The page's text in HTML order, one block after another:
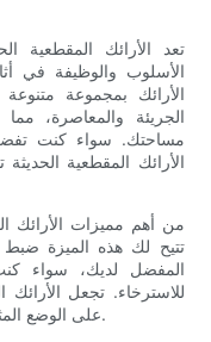
تعد الأرائك المقطعية
الأسلوب والوظيفة في
الأرائك بمجموعة
الجريئة والمعاصرة،
مساحتك. سواء كنت تفضل
الأرائك المقطعية
من أهم مميزات الأرائك
تتيح لك هذه الميزة ضبط
المفضل لديك، سواء
للاسترخاء. تجعل الأرائك
على الوضع المثالي للاسترخاء أو القراءة أو حتى أخذ قيلولة.